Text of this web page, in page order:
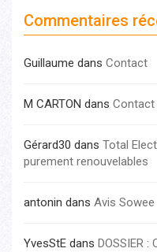
Commentaires
Guillaume dans Contact
M CARTON dans Contact
Gérard30 dans Total
purement renouvelables
antonin dans Avis
YvesStE dans DOSSIER